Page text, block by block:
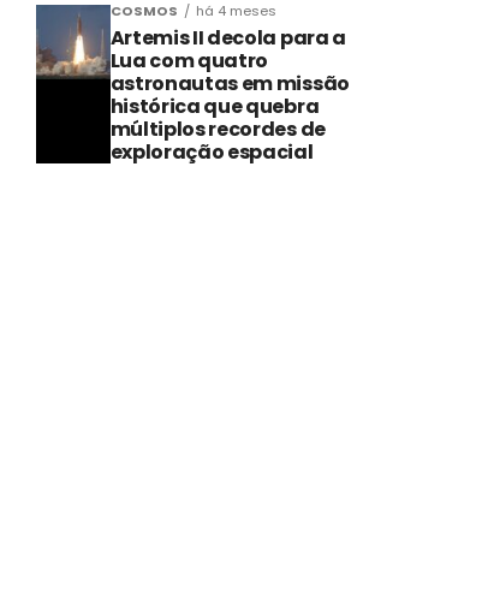
COSMOS há 4 meses
Artemis II decola para a
Lua com quatro
astronautas em missão
histórica que quebra
múltiplos recordes de
exploração espacial